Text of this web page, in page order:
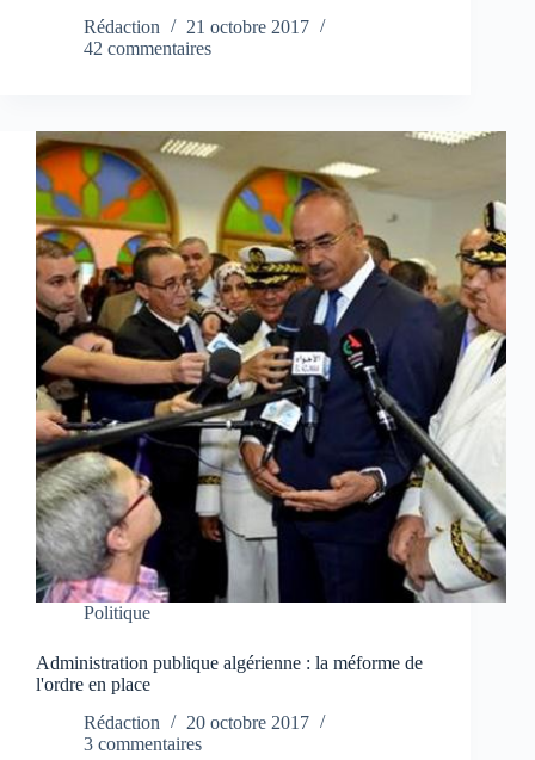
Rédaction
21 octobre 2017
42 commentaires
Politique
Administration publique algérienne : la méforme de
l'ordre en place
Rédaction
20 octobre 2017
3 commentaires